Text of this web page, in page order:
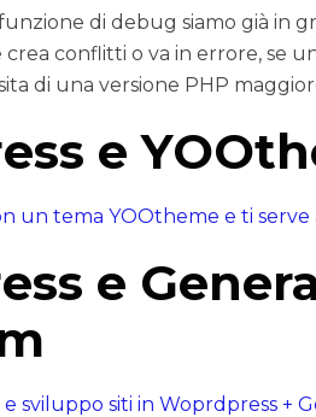
di debug siamo già in
crea conflitti o va in errore, se
di una versione PHP
e
un tema YOOtheme e ti serve
e
e sviluppo siti in Woprdpress +